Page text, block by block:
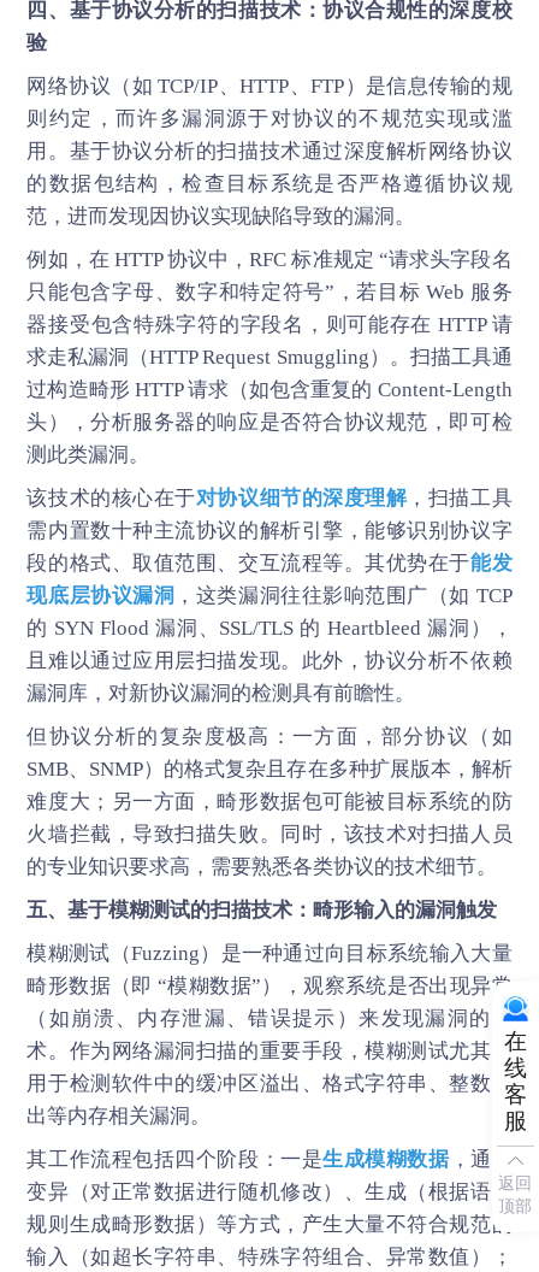
四、基于协议分析的扫描技术：协议合规性的深度校
验
网络协议（如 TCP/IP、HTTP、FTP）是信息传输的规
则约定，而许多漏洞源于对协议的不规范实现或滥
用。基于协议分析的扫描技术通过深度解析网络协议
的数据包结构，检查目标系统是否严格遵循协议规
范，进而发现因协议实现缺陷导致的漏洞。
例如，在 HTTP 协议中，RFC 标准规定 “请求头字段名
只能包含字母、数字和特定符号”，若目标 Web 服务
器接受包含特殊字符的字段名，则可能存在 HTTP 请
求走私漏洞（HTTP Request Smuggling）。扫描工具通
过构造畸形 HTTP 请求（如包含重复的 Content-Length
头），分析服务器的响应是否符合协议规范，即可检
测此类漏洞。
该技术的核心在于对协议细节的深度理解，扫描工具
需内置数十种主流协议的解析引擎，能够识别协议字
段的格式、取值范围、交互流程等。其优势在于能发
现底层协议漏洞 ，这类漏洞往往影响范围广（如 TCP
的 SYN Flood 漏洞、SSL/TLS 的 Heartbleed 漏洞），
且难以通过应用层扫描发现。此外，协议分析不依赖
漏洞库，对新协议漏洞的检测具有前瞻性。
但协议分析的复杂度极高：一方面，部分协议（如
SMB、SNMP）的格式复杂且存在多种扩展版本，解析
难度大；另一方面，畸形数据包可能被目标系统的防
火墙拦截，导致扫描失败。同时，该技术对扫描人员
的专业知识要求高，需要熟悉各类协议的技术细节。
五、基于模糊测试的扫描技术：畸形输入的漏洞触发
模糊测试（Fuzzing）是一种通过向目标系统输入大量
畸形数据（即 “模糊数据”），观察系统是否出现异常
（如崩溃、内存泄漏、错误提示）来发现漏洞的技
术。作为网络漏洞扫描的重要手段，模糊测试尤其适
用于检测软件中的缓冲区溢出、格式字符串、整数溢
出等内存相关漏洞。
其工作流程包括四个阶段：一是生成模糊数据，通过
变异（对正常数据进行随机修改）、生成（根据语法
规则生成畸形数据）等方式，产生大量不符合规范的
输入（如超长字符串、特殊字符组合、异常数值）；
在
线
客
服
返回
顶部